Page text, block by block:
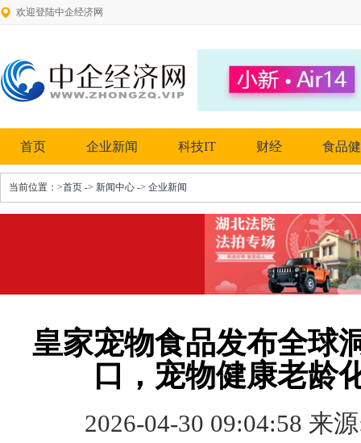
欢迎登陆中企经济网
首页 企业新闻 科技IT 财经 食品
当前位置： >首页 -> 新闻中心 -> 企业新闻
皇家宠物食品发布全球
口，宠物健康老龄
2026-04-30 09:04:58 来